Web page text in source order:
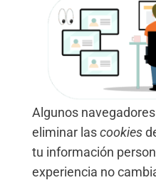
Algunos
eliminar lascookies
tu información
experiencia no